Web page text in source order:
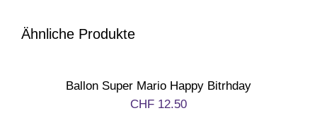
Danke & Mitbringsel
Ähnliche Produkte
Ballon Super Mario Happy Bitrhday
CHF 12.50